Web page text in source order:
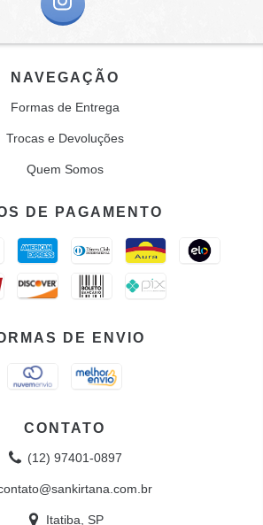
NAVEGAÇÃO
Formas de Entrega
Trocas e Devoluções
Quem Somos
DE PAGAMENTO
DE ENVIO
CONTATO
(12) 97401-0897
Itatiba, SP